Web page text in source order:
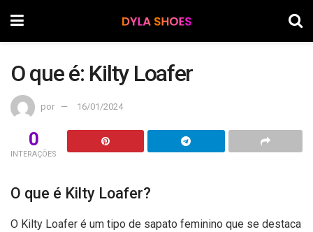
O que é: Kilty Loafer
por 16/01/2024
0
INTERAÇÕES
O que é Kilty Loafer?
O Kilty Loafer é um tipo de sapato feminino que se destaca